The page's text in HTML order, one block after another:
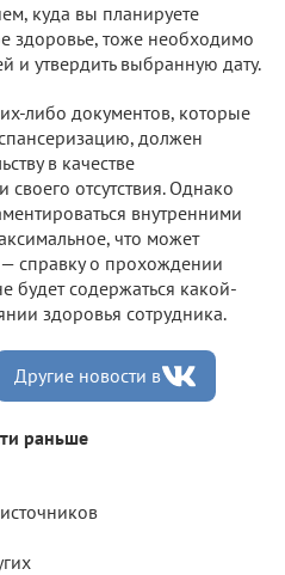
куда вы планируете
здоровье, тоже необходимо
и утвердить выбранную дату.
либо документов, которые
должен
в качестве
отсутствия. Однако
внутренними
что может
— справку о прохождении
будет содержаться какой-
здоровья сотрудника.
Другие новости в
раньше